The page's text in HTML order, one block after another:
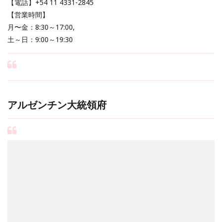
【電話】+54 11 4331-2845
【営業時間】
月〜金：8:30～17:00,
土～日：9:00～19:30
アルゼンチン大統領府